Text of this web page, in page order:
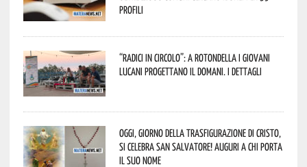
profili
“Radici in Circolo”: a Rotondella i giovani
lucani progettano il domani. I dettagli
Oggi, giorno della Trasfigurazione di Cristo,
si celebra San Salvatore! Auguri a chi porta
il suo nome